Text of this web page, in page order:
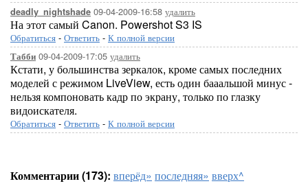
deadly_nightshade 09-04-2009-16:58 удалить
На этот самый Canon. Powershot S3 IS
Обратиться - Ответить - К полной версии
Табби 09-04-2009-17:05 удалить
Кстати, у большинства зеркалок, кроме самых последних
моделей с режимом LiveView, есть один бааальшой минус -
нельзя компоновать кадр по экрану, только по глазку
видоискателя.
Обратиться - Ответить - К полной версии
Комментарии (173): вперёд» последняя» вверх^